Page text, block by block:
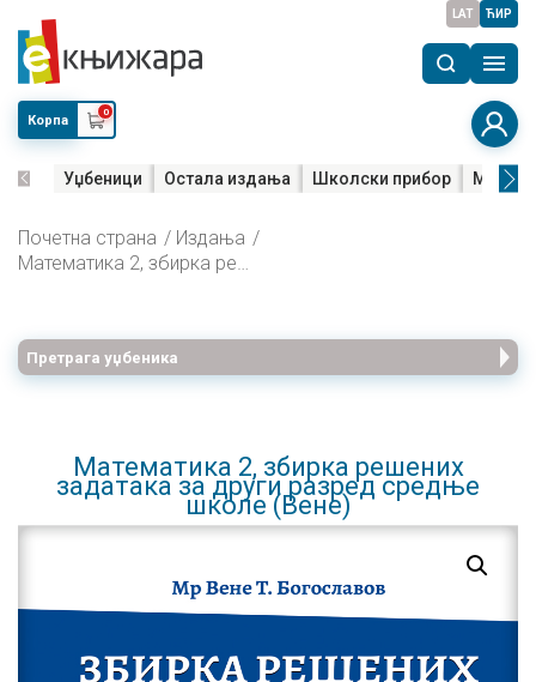
LAT ЋИР
Корпа
0
Уџбеници Остала издања Школски прибор Мала
Почетна страна
Издања
Mатематика 2, збирка решених задатака за други разред средње школе (Вене)
Претрага уџбеника
Mатематика 2, збирка решених
задатака за други разред средње
школе (Вене)